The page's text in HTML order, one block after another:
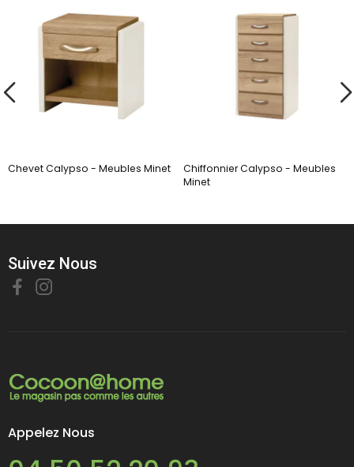
Chevet Calypso - Meubles Minet
Chiffonnier Calypso - Meubles
Minet
Suivez Nous
Appelez Nous